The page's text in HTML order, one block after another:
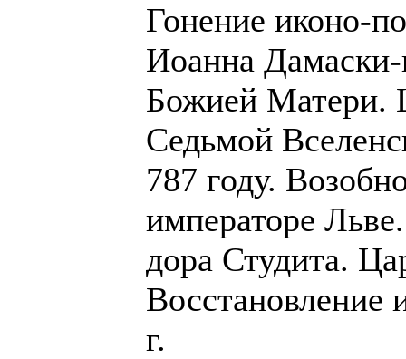
Гонение иконо-
Иоанна Дамаски-
Божией Матери.
Седьмой
787 году.
императоре
дора Студита.
Восстановление
г.